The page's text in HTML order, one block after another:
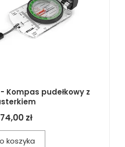
- Kompas pudełkowy z
zł
koszyka